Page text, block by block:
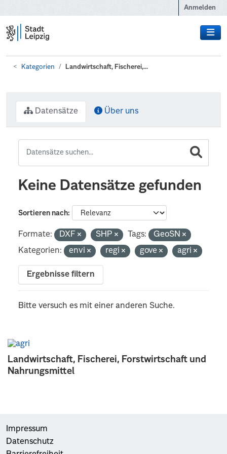
Anmelden
Kategorien Landwirtschaft, Fischerei,...
Landwirtschaft, Fischerei, Forstwirtschaft und
Nahrungsmittel
Datensätze Über uns
Keine Datensätze gefunden
Sortieren nach
Formate: DXF SHP Tags:
GeoSN
Kategorien:
envi regi gove agri
Ergebnisse filtern
Bitte versuch es mit einer anderen Suche.
Impressum
Datenschutz